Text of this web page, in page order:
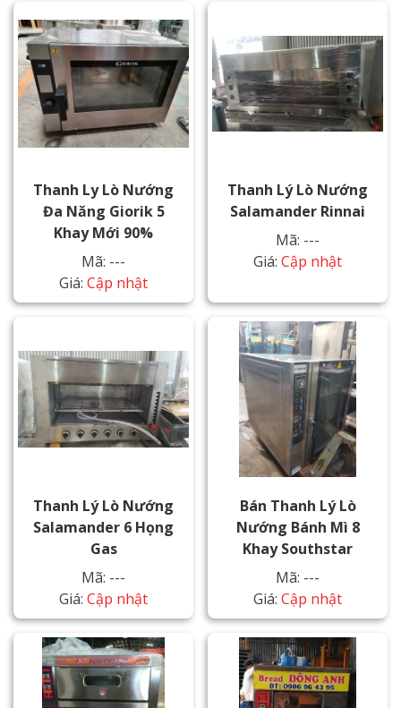
Thanh Ly Lò Nướng
Đa Năng Giorik 5
Khay Mới 90%
Mã: ---
Giá: Cập nhật
Thanh Lý Lò Nướng
Salamander Rinnai
Mã: ---
Giá: Cập nhật
Thanh Lý Lò Nướng
Salamander 6 Họng
Gas
Mã: ---
Giá: Cập nhật
Bán Thanh Lý Lò
Nướng Bánh Mì 8
Khay Southstar
Mã: ---
Giá: Cập nhật